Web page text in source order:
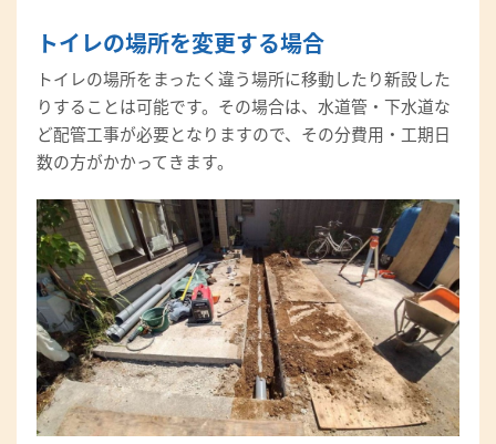
トイレの場所を変更する場合
トイレの場所をまったく違う場所に移動したり新設した
りすることは可能です。その場合は、水道管・下水道な
ど配管工事が必要となりますので、その分費用・工期日
数の方がかかってきます。